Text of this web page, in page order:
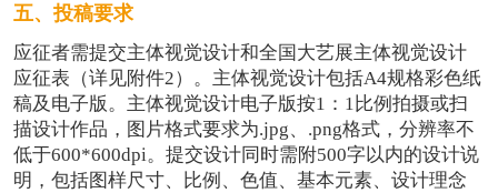
五、投稿要求
应征者需提交主体视觉设计和全国大艺展主体视觉设计
应征表（详见附件2）。主体视觉设计包括A4规格彩色纸
稿及电子版。主体视觉设计电子版按1：1比例拍摄或扫
描设计作品，图片格式要求为.jpg、.png格式，分辨率不
低于600*600dpi。提交设计同时需附500字以内的设计说
明，包括图样尺寸、比例、色值、基本元素、设计理念